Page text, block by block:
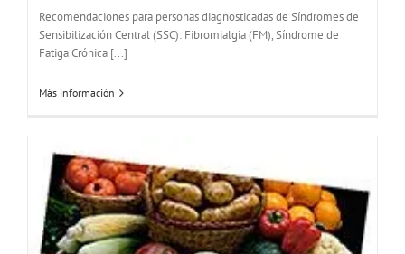
Recomendaciones para personas diagnosticadas de Síndromes de
Sensibilización Central (SSC): Fibromialgia (FM), Síndrome de
Fatiga Crónica [...]
Más información